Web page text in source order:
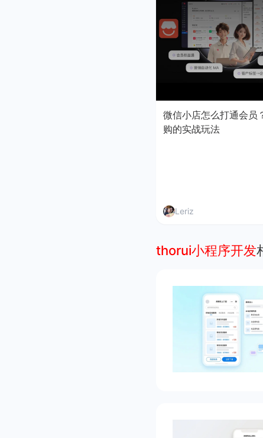
微信小店怎么打通会员
购的实战玩法
Leriz
thorui小程序开发